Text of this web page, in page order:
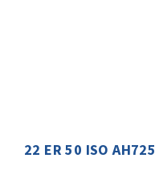
22 ER 50 ISO AH725